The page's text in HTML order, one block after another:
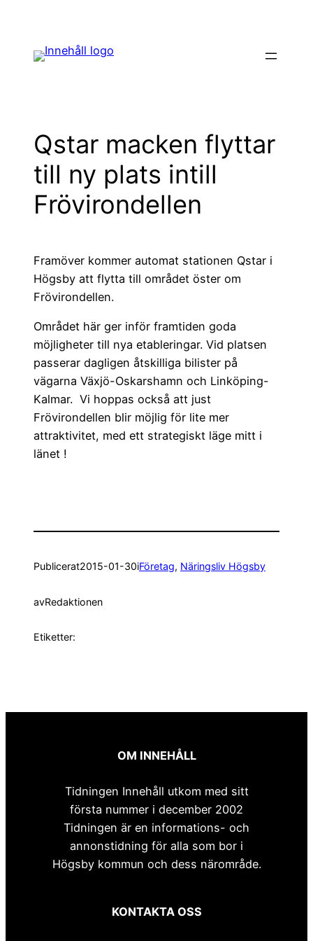
innehåll
Qstar macken flyttar
till ny plats intill
Frövirondellen
Framöver kommer automat stationen Qstar i
Högsby att flytta till området öster om
Frövirondellen.
Området här ger inför framtiden goda
möjligheter till nya etableringar. Vid platsen
passerar dagligen åtskilliga bilister på
vägarna Växjö-Oskarshamn och Linköping-
Kalmar. Vi hoppas också att just
Frövirondellen blir möjlig för lite mer
attraktivitet, med ett strategiskt läge mitt i
länet !
Publicerat2015-01-30iFöretag, Näringsliv Högsby
avRedaktionen
Etiketter:
OM INNEHÅLL
Tidningen Innehåll utkom med sitt
första nummer i december 2002
Tidningen är en informations- och
annonstidning för alla som bor i
Högsby kommun och dess närområde.
KONTAKTA OSS